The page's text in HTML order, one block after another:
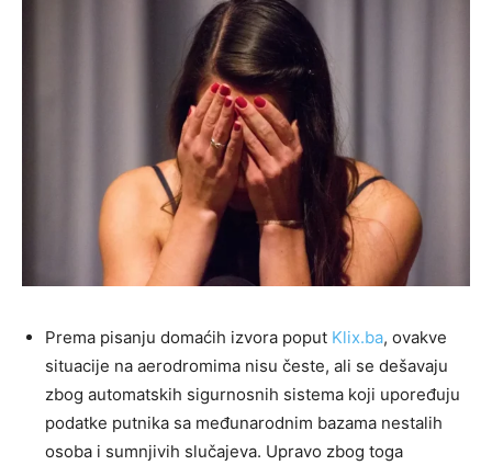
Prema pisanju domaćih izvora poput Klix.ba, ovakve
situacije na aerodromima nisu česte, ali se dešavaju
zbog automatskih sigurnosnih sistema koji upoređuju
podatke putnika sa međunarodnim bazama nestalih
osoba i sumnjivih slučajeva. Upravo zbog toga